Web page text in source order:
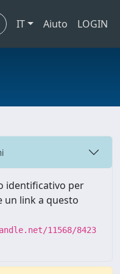
IT Aiuto LOGIN
identificativo per
un link a questo
11568/8423